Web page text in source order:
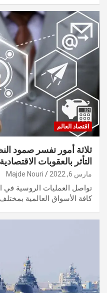
اقتصاد العالم
ثلاثة أمور تفسر صمود
التأثر بالعقوبات
مارس 6, 2022 Majde Nouri
تواصل العمليات الروسية في
كافة الأسواق العالمية